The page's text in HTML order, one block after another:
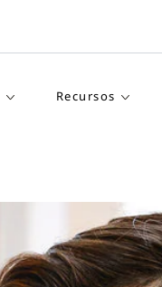
Recursos